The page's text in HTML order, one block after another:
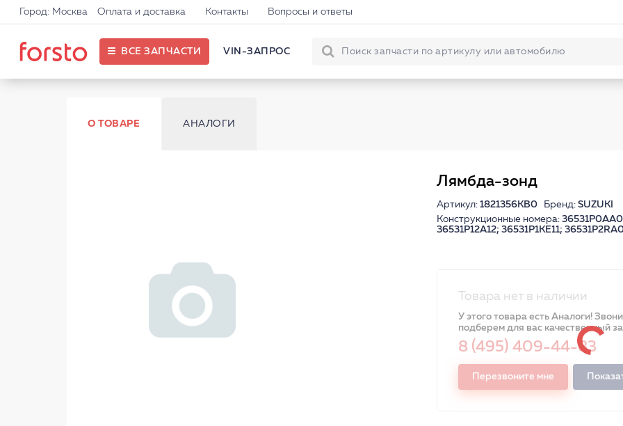
Город: Москва Оплата и доставка Контакты Вопросы и ответы
ВСЕ ЗАПЧАСТИ VIN-ЗАПРОС
О ТОВАРЕ АНАЛОГИ
Лямбда-зонд
Артикул: 1821356KB0 Бренд: SUZUKI
Конструкционные номера:
36531P12A12; 36531P1KE11;
Товара нет в наличии
У этого товара есть Аналоги!
подберем для вас качественный
8 (495) 409-44-83
Перезвоните мне